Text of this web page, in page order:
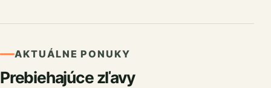
AKTUÁLNE PONUKY
Prebiehajúce zľavy